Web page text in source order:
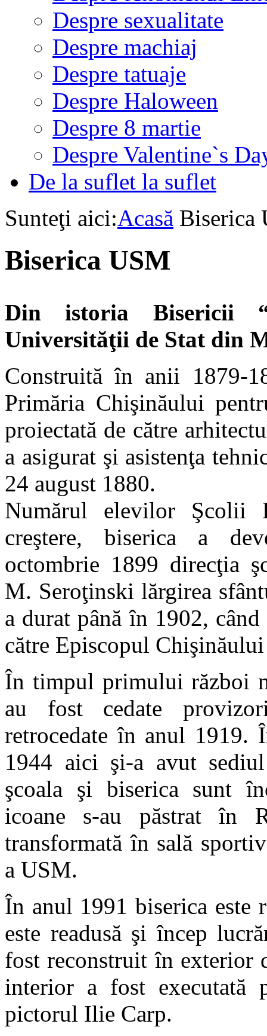
Despre sexualitate
Despre machiaj
Despre tatuaje
Despre Haloween
Despre 8 martie
Despre Valentine`s
De la suflet la suflet
Sunteţi aici:Acasă Biserica
Biserica USM
Din istoria Bisericii
Universităţii de Stat din
Construită în anii 1879-
Primăria Chişinăului
proiectată de către
a asigurat şi asistenţa
24 august 1880.
Numărul elevilor Şcolii
creştere, biserica a
octombrie 1899 direcţia
M. Seroţinski lărgirea
a durat până în 1902,
către Episcopul
În timpul primului război
au fost cedate
retrocedate în anul 1919.
1944 aici şi-a avut
şcoala şi biserica sunt
icoane s-au păstrat în
transformată în sală
a USM.
În anul 1991 biserica este
este readusă şi încep
fost reconstruit în exterior
interior a fost executată
pictorul Ilie Carp.